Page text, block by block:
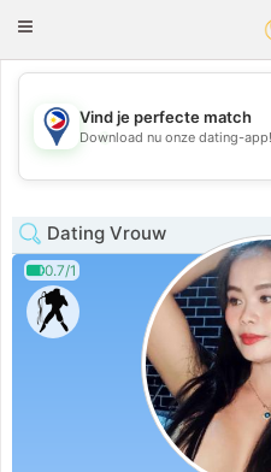
Toggle
💖
💕
Vind je perfecte match
Download nu onze dating-app!
Dating Vrouw
0.7/1